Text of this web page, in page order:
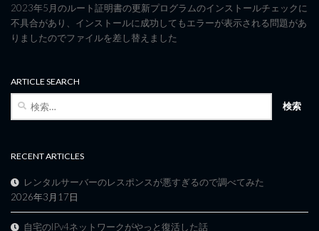
2023年5月のルート証明書の更新プログラムのインストールチェックに
不具合があり、インストールに成功してもエラーが表示される問題があ
りましたのでファイルを差し替えました
ARTICLE SEARCH
RECENT ARTICLES
レンタルサーバーのレスポンスが悪すぎるので調べてみた
2026年3月17日
自宅のIPv4ネットワークがやっと復活した話